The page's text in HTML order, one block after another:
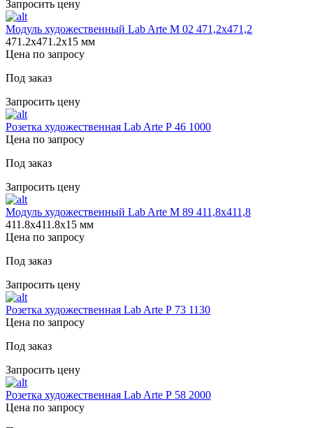
Запросить цену
Модуль художественный Lab Arte М 02 471,2х471,2
471.2х471.2х15 мм
Цена по запросу
Под заказ
Запросить цену
Розетка художественная Lab Arte Р 46 1000
Цена по запросу
Под заказ
Запросить цену
Модуль художественный Lab Arte М 89 411,8х411,8
411.8х411.8х15 мм
Цена по запросу
Под заказ
Запросить цену
Розетка художественная Lab Arte Р 73 1130
Цена по запросу
Под заказ
Запросить цену
Розетка художественная Lab Arte Р 58 2000
Цена по запросу